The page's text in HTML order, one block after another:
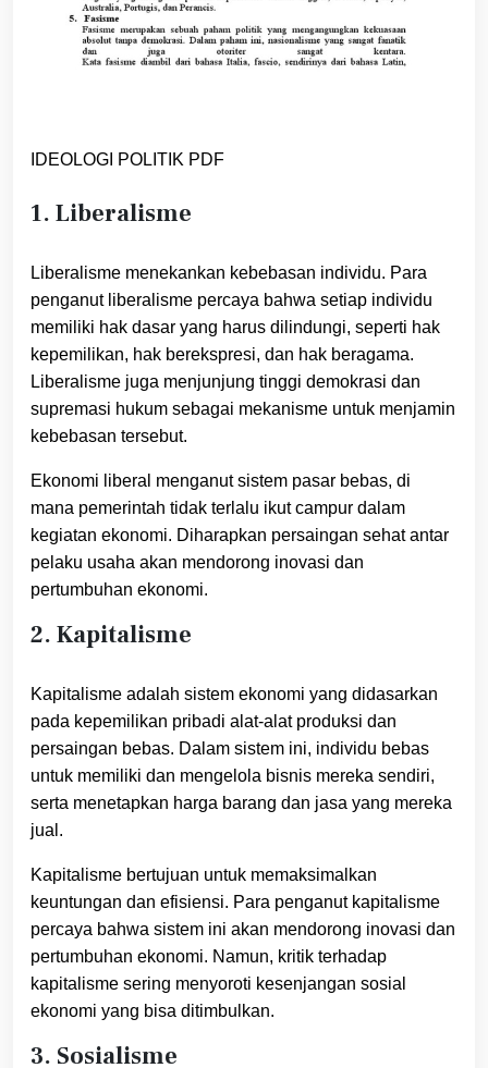
IDEOLOGI POLITIK PDF
1. Liberalisme
Liberalisme menekankan kebebasan individu. Para
penganut liberalisme percaya bahwa setiap individu
memiliki hak dasar yang harus dilindungi, seperti hak
kepemilikan, hak berekspresi, dan hak beragama.
Liberalisme juga menjunjung tinggi demokrasi dan
supremasi hukum sebagai mekanisme untuk menjamin
kebebasan tersebut.
Ekonomi liberal menganut sistem pasar bebas, di
mana pemerintah tidak terlalu ikut campur dalam
kegiatan ekonomi. Diharapkan persaingan sehat antar
pelaku usaha akan mendorong inovasi dan
pertumbuhan ekonomi.
2. Kapitalisme
Kapitalisme adalah sistem ekonomi yang didasarkan
pada kepemilikan pribadi alat-alat produksi dan
persaingan bebas. Dalam sistem ini, individu bebas
untuk memiliki dan mengelola bisnis mereka sendiri,
serta menetapkan harga barang dan jasa yang mereka
jual.
Kapitalisme bertujuan untuk memaksimalkan
keuntungan dan efisiensi. Para penganut kapitalisme
percaya bahwa sistem ini akan mendorong inovasi dan
pertumbuhan ekonomi. Namun, kritik terhadap
kapitalisme sering menyoroti kesenjangan sosial
ekonomi yang bisa ditimbulkan.
3. Sosialisme